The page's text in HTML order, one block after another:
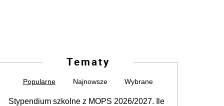
Tematy
Popularne Najnowsze Wybrane
Stypendium szkolne z MOPS 2026/2027. Ile